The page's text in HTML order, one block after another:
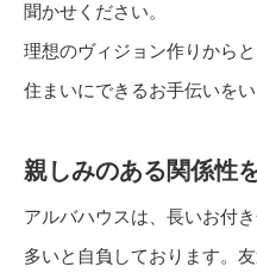
聞かせください。
理想のヴィジョン作りから
住まいにできるお手伝いをい
親しみのある関係性
アルバハウスは、長いお付
多いと自負しております。